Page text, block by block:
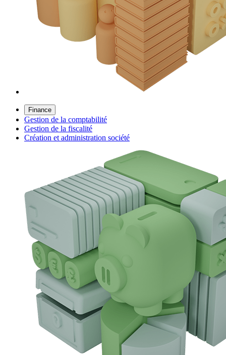
Finance
Gestion de la comptabilité
Gestion de la fiscalité
Création et administration société